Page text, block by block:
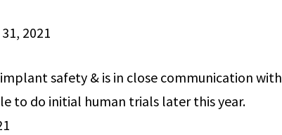
2021
safety & is in close communication with
to do initial human trials later this year.